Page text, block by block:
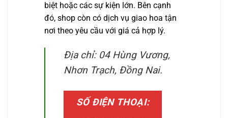
biệt hoặc các sự kiện lớn. Bên cạnh
đó, shop còn có dịch vụ giao hoa tận
nơi theo yêu cầu với giá cả hợp lý.
Địa chỉ: 04 Hùng Vương,
Nhơn Trạch, Đồng Nai.
SỐ ĐIỆN THOẠI: